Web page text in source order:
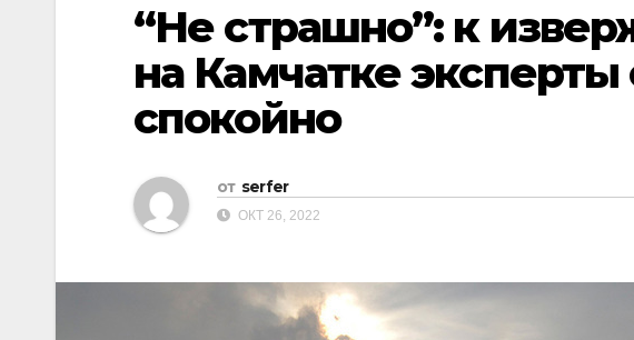
“Не страшно”: к
на Камчатке эксперты
спокойно
от serfer
ОКТ 26, 2022